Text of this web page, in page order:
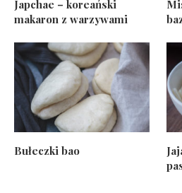
Japchae – koreański
makaron z warzywami
Bułeczki bao